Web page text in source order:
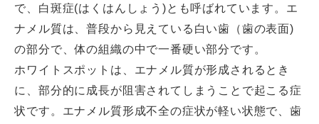
で、白斑症(はくはんしょう)とも呼ばれています。エ
ナメル質は、普段から見えている白い歯（歯の表面)
の部分で、体の組織の中で一番硬い部分です。
ホワイトスポットは、エナメル質が形成されるとき
に、部分的に成長が阻害されてしまうことで起こる症
状です。エナメル質形成不全の症状が軽い状態で、歯